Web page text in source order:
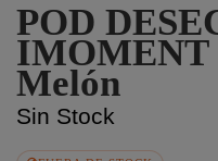
POD
IMOMENT
Melón
Sin Stock